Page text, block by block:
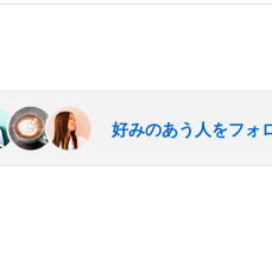
好みのあう人をフォ